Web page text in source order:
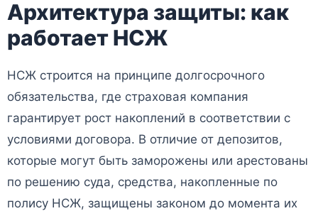
Архитектура защиты: как
работает НСЖ
НСЖ строится на принципе долгосрочного
обязательства, где страховая компания
гарантирует рост накоплений в соответствии с
условиями договора. В отличие от депозитов,
которые могут быть заморожены или арестованы
по решению суда, средства, накопленные по
полису НСЖ, защищены законом до момента их